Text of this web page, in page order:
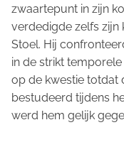
zwaartepunt in zijn
verdedigde zelfs zijn
Stoel. Hij
in de strikt
op de kwestie totdat
bestudeerd tijdens
werd hem gelijk